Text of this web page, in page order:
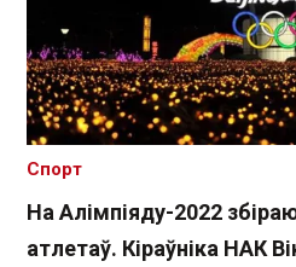
На Алімпіяду-2022
атлетаў. Кіраўніка НАК
Спорт